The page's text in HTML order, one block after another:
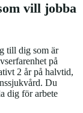
vill jobba
till dig som är
på
2 år på halvtid,
Du
dig för arbete